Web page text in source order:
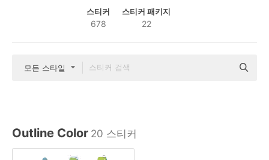
스티커
678
스티커 패키지
22
모든 스타일
Outline Color 20 스티커